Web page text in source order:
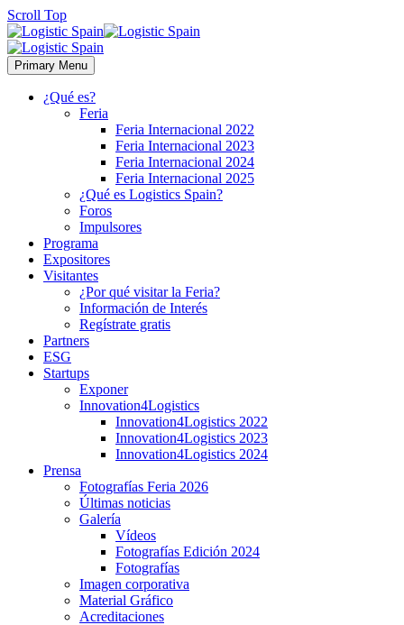
Scroll Top
Primary Menu
¿Qué es?
Feria
Feria Internacional 2022
Feria Internacional 2023
Feria Internacional 2024
Feria Internacional 2025
¿Qué es Logistics Spain?
Foros
Impulsores
Programa
Expositores
Visitantes
¿Por qué visitar la Feria?
Información de Interés
Regístrate gratis
Partners
ESG
Startups
Exponer
Innovation4Logistics
Innovation4Logistics 2022
Innovation4Logistics 2023
Innovation4Logistics 2024
Prensa
Fotografías Feria 2026
Últimas noticias
Galería
Vídeos
Fotografías Edición 2024
Fotografías
Imagen corporativa
Material Gráfico
Acreditaciones